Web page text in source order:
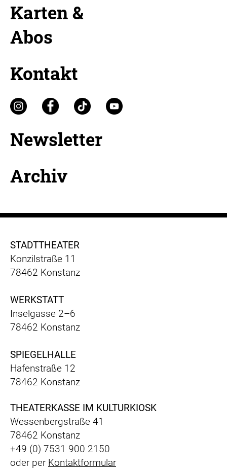
Karten &
Abos
Kontakt
Newsletter
Archiv
STADTTHEATER
Konzilstraße 11
78462 Konstanz
WERKSTATT
Inselgasse 2–6
78462 Konstanz
SPIEGELHALLE
Hafenstraße 12
78462 Konstanz
THEATERKASSE IM KULTURKIOSK
Wessenbergstraße 41
78462 Konstanz
+49 (0) 7531 900 2150
oder per Kontaktformular